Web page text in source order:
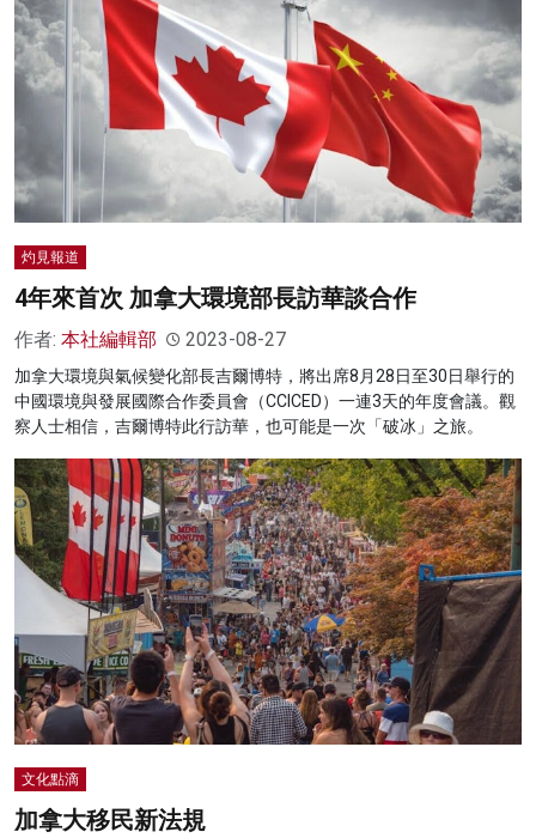
灼見報道
4年來首次 加拿大環境部長訪華談合作
作者: 本社編輯部 2023-08-27
加拿大環境與氣候變化部長吉爾博特，將出席8月28日至30日舉行的
中國環境與發展國際合作委員會（CCICED）一連3天的年度會議。觀
察人士相信，吉爾博特此行訪華，也可能是一次「破冰」之旅。
文化點滴
加拿大移民新法規